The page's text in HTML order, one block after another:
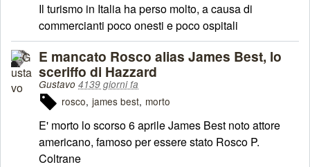
Il turismo in Italia ha perso molto, a causa di
commercianti poco onesti e poco ospitali
E mancato Rosco alias James Best, lo
sceriffo di Hazzard
Gustavo 4139 giorni fa
rosco james best morto
E' morto lo scorso 6 aprile James Best noto attore
americano, famoso per essere stato Rosco P.
Coltrane